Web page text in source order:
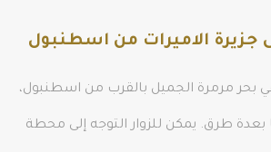
جزيرة الاميرات من اسطنبول
بحر مرمرة الجميل بالقرب من اسطنبول،
بعدة طرق. يمكن للزوار التوجه إلى محطة